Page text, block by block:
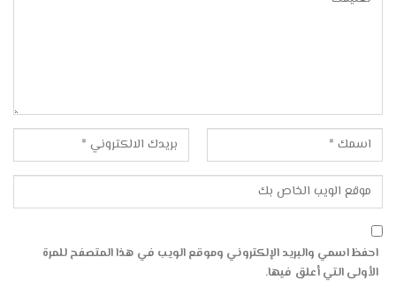
احفظ اسمي والبريد الإلكتروني وموقع الويب في هذا المتصفح للمرة
الأولى التي أعلق فيها.